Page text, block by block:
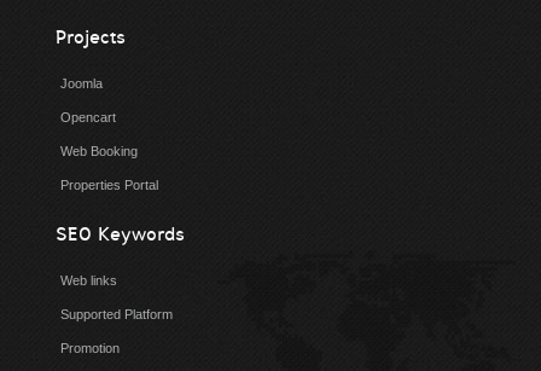
Projects
Joomla
Opencart
Web Booking
Properties Portal
SEO Keywords
Web links
Supported Platform
Promotion